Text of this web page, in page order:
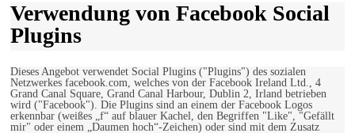
Verwendung von Facebook Social
Plugins
Dieses Angebot verwendet Social Plugins ("Plugins") des sozialen
Netzwerkes facebook.com, welches von der Facebook Ireland Ltd., 4
Grand Canal Square, Grand Canal Harbour, Dublin 2, Irland betrieben
wird ("Facebook"). Die Plugins sind an einem der Facebook Logos
erkennbar (weißes „f“ auf blauer Kachel, den Begriffen "Like", "Gefällt
mir" oder einem „Daumen hoch“-Zeichen) oder sind mit dem Zusatz